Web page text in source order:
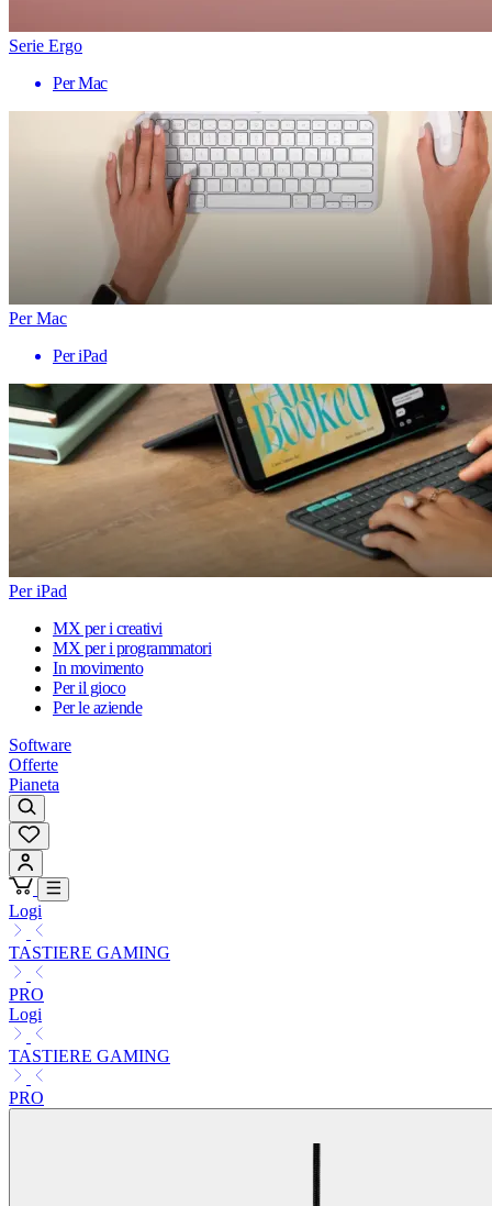
Serie Ergo
Per Mac
Per Mac
Per iPad
Per iPad
MX per i creativi
MX per i programmatori
In movimento
Per il gioco
Per le aziende
Software
Offerte
Pianeta
Logi
TASTIERE GAMING
PRO
Logi
TASTIERE GAMING
PRO